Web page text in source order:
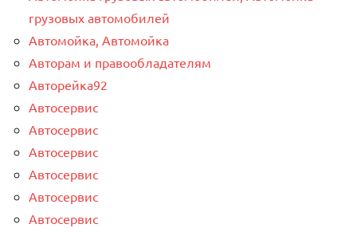
грузовых автомобилей
Автомойка, Автомойка
Авторам и правообладателям
Авторейка92
Автосервис
Автосервис
Автосервис
Автосервис
Автосервис
Автосервис